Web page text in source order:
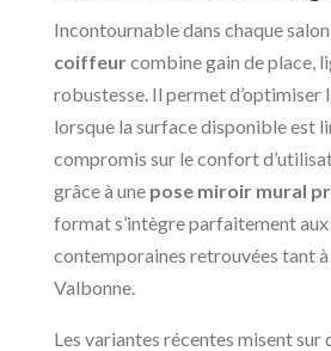
Incontournable dans chaque
coiffeurcombine gain de place,
robustesse. Il permet d’optimiser
lorsque la surface disponible est
compromis sur le confort
grâce à une pose miroir mural
format s’intègre parfaitement
contemporaines retrouvées tant à
Valbonne.
Les variantes récentes misent sur